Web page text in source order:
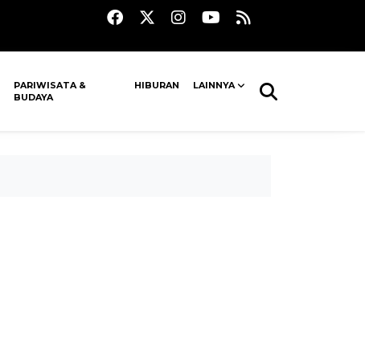
PARIWISATA &
BUDAYA
HIBURAN LAINNYA